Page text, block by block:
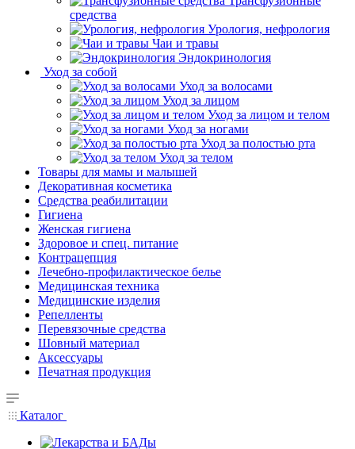
средства
Урология, нефрология
Чаи и травы
Эндокринология
Уход за собой
Уход за волосами
Уход за лицом
Уход за лицом и телом
Уход за ногами
Уход за полостью рта
Уход за телом
Товары для мамы и малышей
Декоративная косметика
Средства реабилитации
Гигиена
Женская гигиена
Здоровое и спец. питание
Контрацепция
Лечебно-профилактическое белье
Медицинская техника
Медицинские изделия
Репелленты
Перевязочные средства
Шовный материал
Аксессуары
Печатная продукция
Каталог